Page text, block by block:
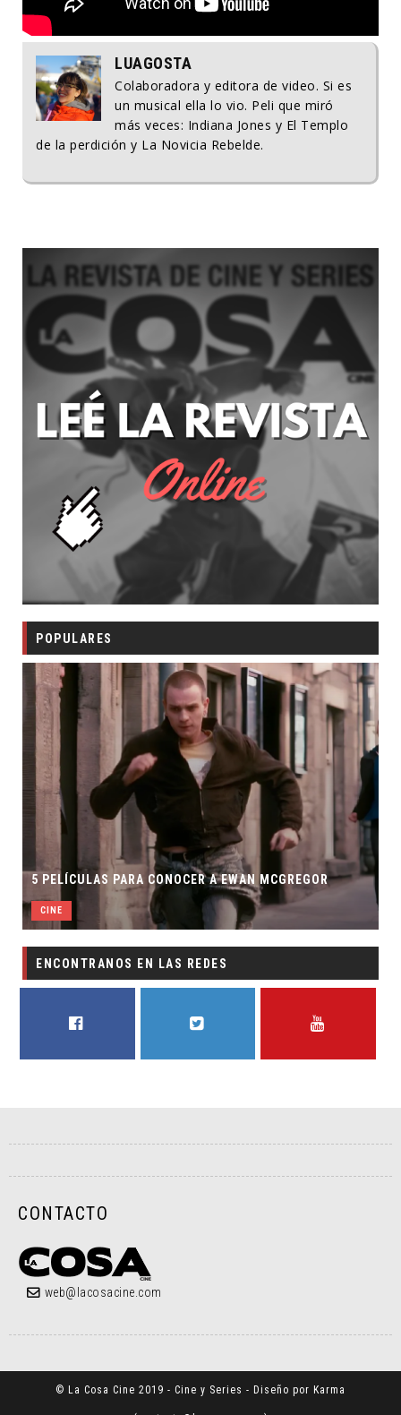
LUAGOSTA
Colaboradora y editora de video. Si es
un musical ella lo vio. Peli que miró
más veces: Indiana Jones y El Templo
de la perdición y La Novicia Rebelde.
POPULARES
5 PELÍCULAS PARA CONOCER A EWAN MCGREGOR
CINE
ENCONTRANOS EN LAS REDES
CONTACTO
web@lacosacine.com
© La Cosa Cine 2019 - Cine y Series - Diseño por Karma